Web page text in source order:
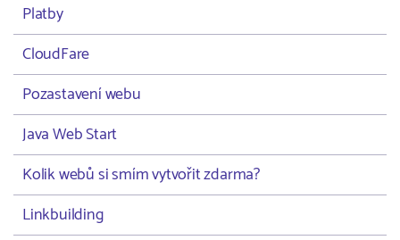
Platby
CloudFare
Pozastavení webu
Java Web Start
Kolik webů si smím vytvořit zdarma?
Linkbuilding